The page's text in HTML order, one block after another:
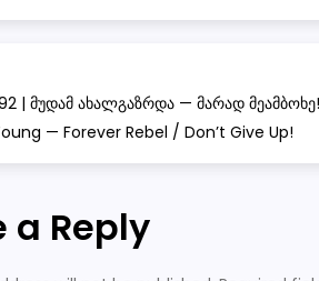
| მუდამ ახალგაზრდა — მარად
— Forever Rebel / Don’t Give Up!
a Reply